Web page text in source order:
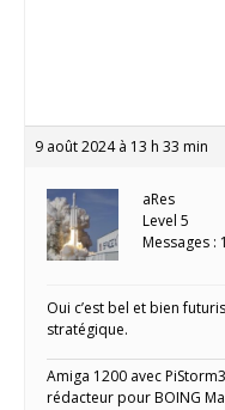
9 août 2024 à 13 h 33 min
aRes
Level 5
Messages :
Oui c’est bel et bien
stratégique.
Amiga 1200 avec
rédacteur pour BOING